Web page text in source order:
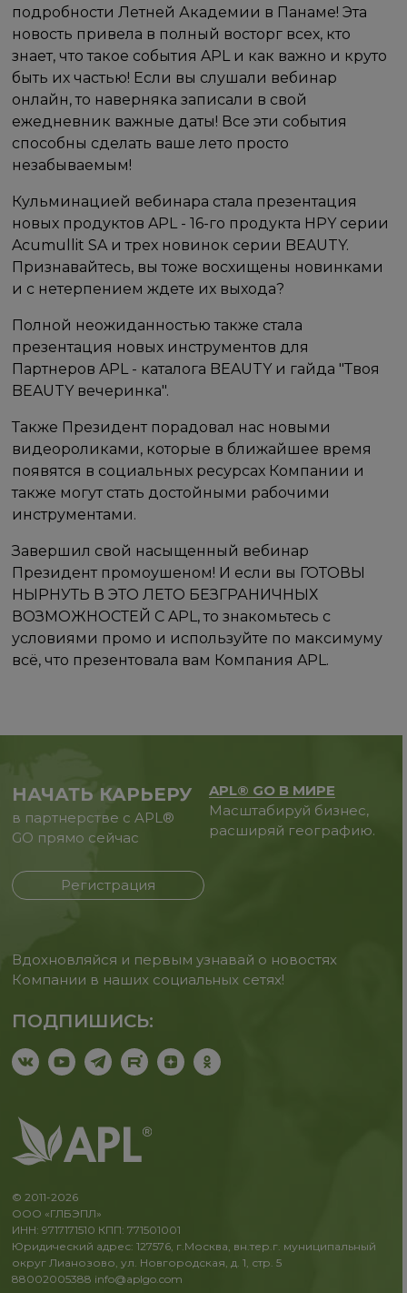
подробности Летней Академии в Панаме! Эта
новость привела в полный восторг всех, кто
знает, что такое события APL и как важно и круто
быть их частью! Если вы слушали вебинар
онлайн, то наверняка записали в свой
ежедневник важные даты! Все эти события
способны сделать ваше лето просто
незабываемым!
Кульминацией вебинара стала презентация
новых продуктов APL - 16-го продукта HPY серии
Acumullit SA и трех новинок серии BEAUTY.
Признавайтесь, вы тоже восхищены новинками
и с нетерпением ждете их выхода?
Полной неожиданностью также стала
презентация новых инструментов для
Партнеров APL - каталога BEAUTY и гайда "Твоя
BEAUTY вечеринка".
Также Президент порадовал нас новыми
видеороликами, которые в ближайшее время
появятся в социальных ресурсах Компании и
также могут стать достойными рабочими
инструментами.
Завершил свой насыщенный вебинар
Президент промоушеном! И если вы ГОТОВЫ
НЫРНУТЬ В ЭТО ЛЕТО БЕЗГРАНИЧНЫХ
ВОЗМОЖНОСТЕЙ С APL, то знакомьтесь с
условиями промо и используйте по максимуму
всё, что презентовала вам Компания APL.
НАЧАТЬ КАРЬЕРУ
в партнерстве с APL®
GO прямо сейчас
Регистрация
APL® GO В МИРЕ
Масштабируй бизнес,
расширяй географию.
Вдохновляйся и первым узнавай о новостях
Компании в наших социальных сетях!
ПОДПИШИСЬ:
© 2011-2026
ООО «ГЛБЭПЛ»
ИНН: 9717171510 КПП: 771501001
Юридический адрес: 127576, г.Москва, вн.тер.г. муниципальный
округ Лианозово, ул. Новгородская, д. 1, стр. 5
88002005388 info@aplgo.com